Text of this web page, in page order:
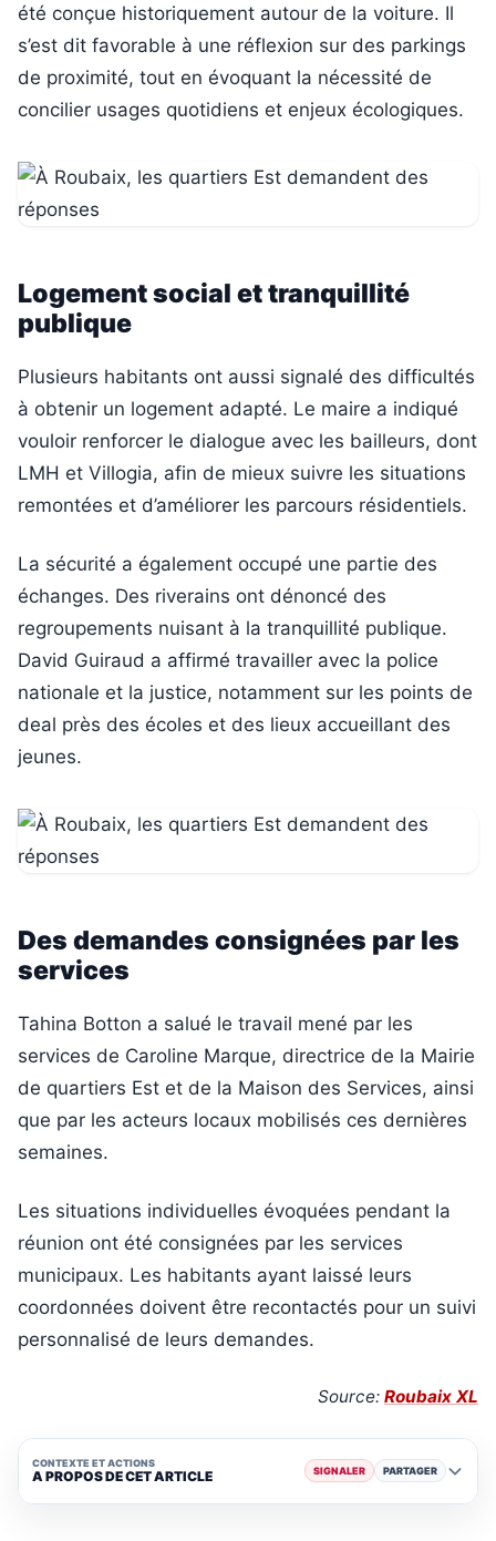
été conçue historiquement autour de la voiture. Il
s’est dit favorable à une réflexion sur des parkings
de proximité, tout en évoquant la nécessité de
concilier usages quotidiens et enjeux écologiques.
Logement social et tranquillité
publique
Plusieurs habitants ont aussi signalé des difficultés
à obtenir un logement adapté. Le maire a indiqué
vouloir renforcer le dialogue avec les bailleurs, dont
LMH et Villogia, afin de mieux suivre les situations
remontées et d’améliorer les parcours résidentiels.
La sécurité a également occupé une partie des
échanges. Des riverains ont dénoncé des
regroupements nuisant à la tranquillité publique.
David Guiraud a affirmé travailler avec la police
nationale et la justice, notamment sur les points de
deal près des écoles et des lieux accueillant des
jeunes.
Des demandes consignées par les
services
Tahina Botton a salué le travail mené par les
services de Caroline Marque, directrice de la Mairie
de quartiers Est et de la Maison des Services, ainsi
que par les acteurs locaux mobilisés ces dernières
semaines.
Les situations individuelles évoquées pendant la
réunion ont été consignées par les services
municipaux. Les habitants ayant laissé leurs
coordonnées doivent être recontactés pour un suivi
personnalisé de leurs demandes.
Source: Roubaix XL
CONTEXTE ET ACTIONS
A PROPOS DE CET ARTICLE SIGNALER PARTAGER